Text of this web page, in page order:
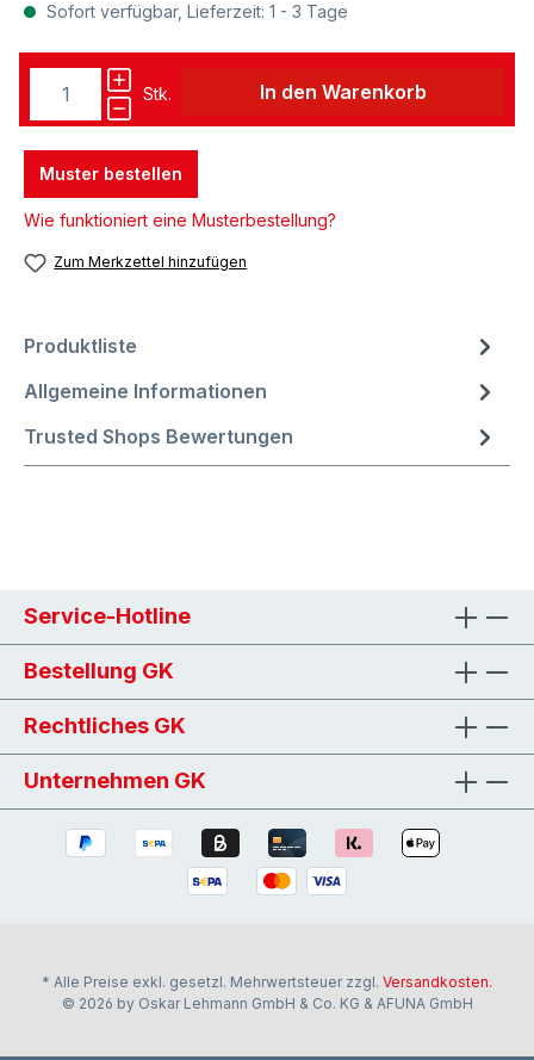
Sofort verfügbar, Lieferzeit: 1 - 3 Tage
Stk. In den Warenkorb
Muster bestellen
Wie funktioniert eine Musterbestellung?
Zum Merkzettel hinzufügen
Produktliste
Allgemeine Informationen
Trusted Shops Bewertungen
Service-Hotline
Bestellung GK
Rechtliches GK
Unternehmen GK
* Alle Preise exkl. gesetzl. Mehrwertsteuer zzgl. Versandkosten.
© 2026 by Oskar Lehmann GmbH & Co. KG & AFUNA GmbH